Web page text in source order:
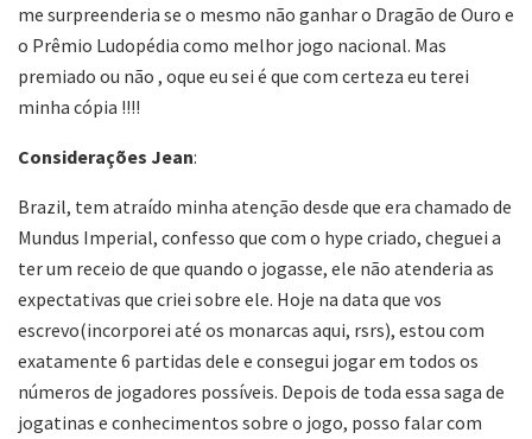
me surpreenderia se o mesmo não ganhar o Dragão de Ouro e
o Prêmio Ludopédia como melhor jogo nacional. Mas
premiado ou não , oque eu sei é que com certeza eu terei
minha cópia !!!!
Considerações Jean:
Brazil, tem atraído minha atenção desde que era chamado de
Mundus Imperial, confesso que com o hype criado, cheguei a
ter um receio de que quando o jogasse, ele não atenderia as
expectativas que criei sobre ele. Hoje na data que vos
escrevo(incorporei até os monarcas aqui, rsrs), estou com
exatamente 6 partidas dele e consegui jogar em todos os
números de jogadores possíveis. Depois de toda essa saga de
jogatinas e conhecimentos sobre o jogo, posso falar com